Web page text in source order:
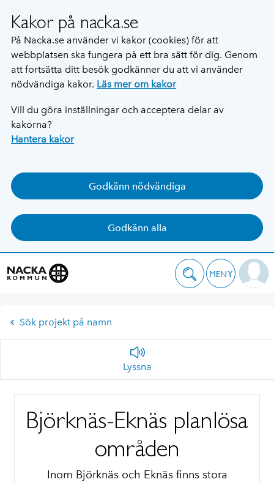
Kakor på nacka.se
På Nacka.se använder vi kakor (cookies) för att
webbplatsen ska fungera på ett bra sätt för dig. Genom
att fortsätta ditt besök godkänner du att vi använder
nödvändiga kakor. Läs mer om kakor
Vill du göra inställningar och acceptera delar av
kakorna?
Hantera kakor
Godkänn nödvändiga
Godkänn alla
MENY
Sök projekt på namn
Lyssna
Björknäs-Eknäs planlösa
områden
Inom Björknäs och Eknäs finns stora